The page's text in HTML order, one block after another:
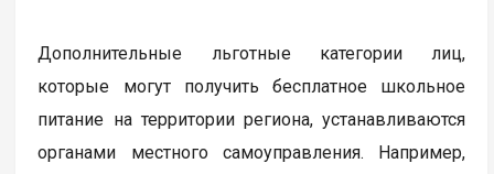
Дополнительные льготные категории лиц,
которые могут получить бесплатное школьное
питание на территории региона, устанавливаются
органами местного самоуправления. Например,